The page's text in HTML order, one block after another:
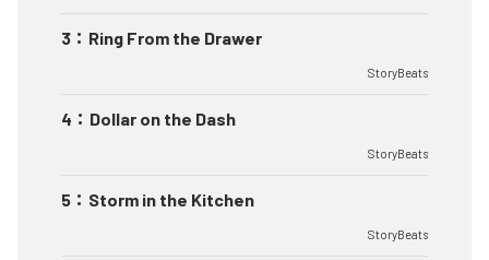
3 ： Ring From the Drawer
StoryBeats
4 ： Dollar on the Dash
StoryBeats
5 ： Storm in the Kitchen
StoryBeats